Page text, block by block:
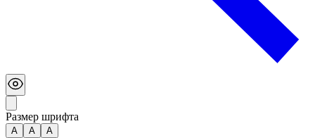
Размер шрифта
А A A